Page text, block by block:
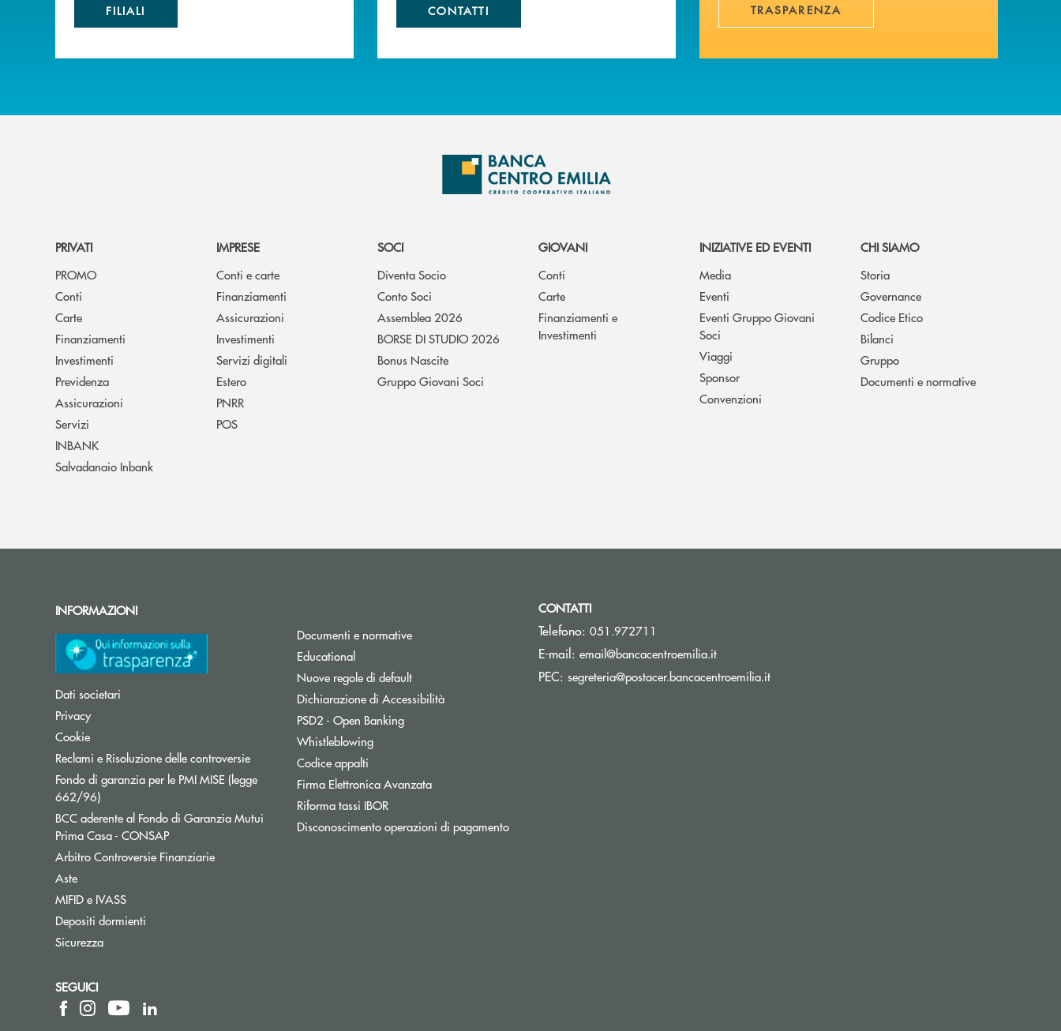
FILIALI CONTATTI TRASPARENZA
PRIVATI
PROMO
Conti
Carte
Finanziamenti
Investimenti
Previdenza
Assicurazioni
Servizi
INBANK
Salvadanaio Inbank
IMPRESE
Conti e carte
Finanziamenti
Assicurazioni
Investimenti
Servizi digitali
Estero
PNRR
POS
SOCI
Diventa Socio
Conto Soci
Assemblea 2026
BORSE DI STUDIO 2026
Bonus Nascite
Gruppo Giovani Soci
GIOVANI
Conti
Carte
Finanziamenti e
Investimenti
INIZIATIVE ED EVENTI
Media
Eventi
Eventi Gruppo Giovani
Soci
Viaggi
Sponsor
Convenzioni
CHI SIAMO
Storia
Governance
Codice Etico
Bilanci
Gruppo
Documenti e normative
INFORMAZIONI
Dati societari
Privacy
Cookie
Reclami e Risoluzione delle controversie
Fondo di garanzia per le PMI MISE (legge
662/96)Apre una nuova finestra
BCC aderente al Fondo di Garanzia Mutui
Prima Casa - CONSAPApre una nuova finestra
Arbitro Controversie FinanziarieApre una nuova finestra
Aste
MIFID e IVASS
Depositi dormienti
Sicurezza
Documenti e normative
Educational
Nuove regole di default
Dichiarazione di Accessibilità
PSD2 - Open Banking
Whistleblowing
Codice appalti
Firma Elettronica Avanzata
Riforma tassi IBOR
Disconoscimento operazioni di pagamento
CONTATTI
Telefono: 051.972711
E-mail: email@bancacentroemilia.it(si apre l’app di posta elettronica)
PEC: segreteria@postacer.bancacentroemilia.it(si apre l’app di posta elettronica)
SEGUICI